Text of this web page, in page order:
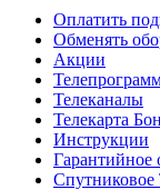
Оплатить
Обменять
Акции
Телеканалы
Телекарта
Инструкции
Гарантийное
Спутниковое